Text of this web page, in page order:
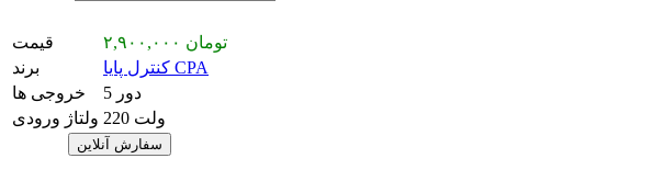
قیمت
۲,۹۰۰,۰۰۰ تومان
برند
کنترل پایا CPA
خروجی ها
5 دور
ولتاژ ورودی
220 ولت
سفارش آنلاین